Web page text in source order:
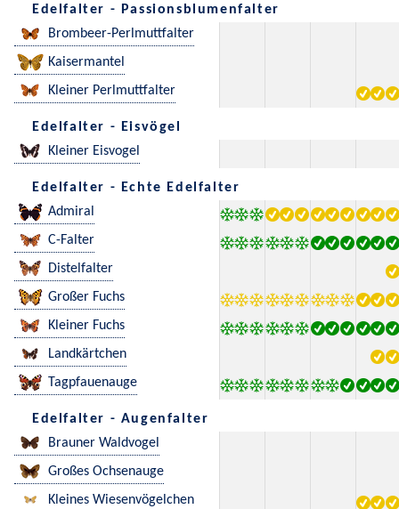
Edelfalter - Passionsblumenfalter
Brombeer-Perlmuttfalter
Kaisermantel
Kleiner Perlmuttfalter
Edelfalter - Eisvögel
Kleiner Eisvogel
Edelfalter - Echte Edelfalter
Admiral
C-Falter
Distelfalter
Großer Fuchs
Kleiner Fuchs
Landkärtchen
Tagpfauenauge
Edelfalter - Augenfalter
Brauner Waldvogel
Großes Ochsenauge
Kleines Wiesenvögelchen